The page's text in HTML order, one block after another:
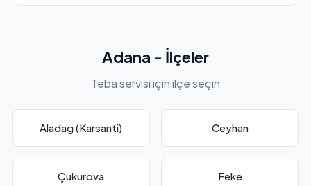
Adana - İlçeler
Teba servisi için ilçe seçin
Aladag (Karsanti) Ceyhan
Çukurova Feke